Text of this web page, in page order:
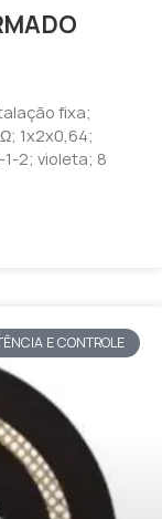
fixa;
1x2x0,64;
1-2; violeta; 8
E CONTROLE